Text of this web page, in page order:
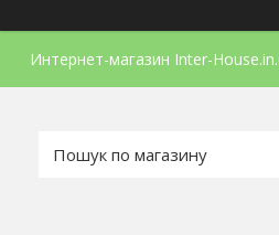
Интернет-магазин Inter-